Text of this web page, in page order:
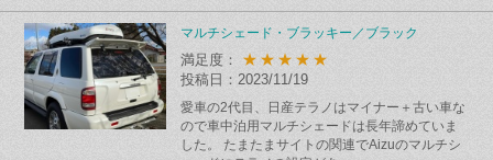
マルチシェード・ブラッキー／ブラック
満足度： ★★★★★
投稿日：2023/11/19
愛車の2代目、日産テラノはマイナー＋古い車な
ので車中泊用マルチシェードは長年諦めていま
した。 たまたまサイトの関連でAizuのマルチシ